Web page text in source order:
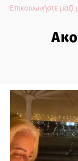
Επικοινωνήστε μαζί